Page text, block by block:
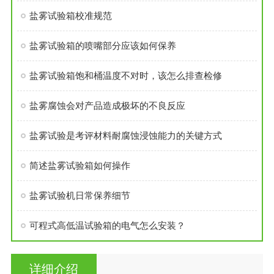
盐雾试验箱校准规范
盐雾试验箱的喷嘴部分应该如何保养
盐雾试验箱饱和桶温度不对时，该怎么排查检修
盐雾腐蚀会对产品造成极坏的不良反应
盐雾试验是考评材料耐腐蚀浸蚀能力的关键方式
简述盐雾试验箱如何操作
盐雾试验机日常保养细节
可程式高低温试验箱的电气怎么安装？
详细介绍